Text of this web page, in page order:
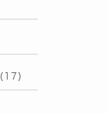
(17)